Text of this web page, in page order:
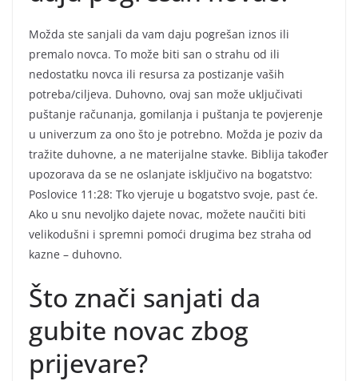
Možda ste sanjali da vam daju pogrešan iznos ili
premalo novca. To može biti san o strahu od ili
nedostatku novca ili resursa za postizanje vaših
potreba/ciljeva. Duhovno, ovaj san može uključivati
puštanje računanja, gomilanja i puštanja te povjerenje
u univerzum za ono što je potrebno. Možda je poziv da
tražite duhovne, a ne materijalne stavke. Biblija također
upozorava da se ne oslanjate isključivo na bogatstvo:
Poslovice 11:28: Tko vjeruje u bogatstvo svoje, past će.
Ako u snu nevoljko dajete novac, možete naučiti biti
velikodušni i spremni pomoći drugima bez straha od
kazne – duhovno.
Što znači sanjati da
gubite novac zbog
prijevare?